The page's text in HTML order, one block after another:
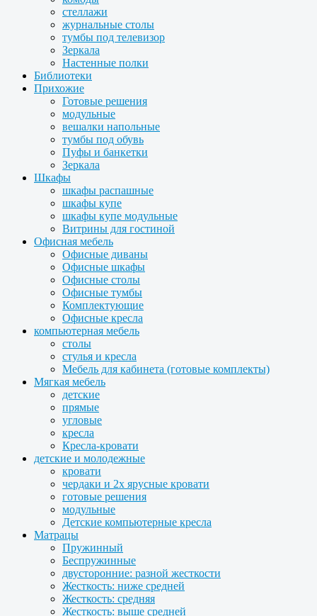
стеллажи
журнальные столы
тумбы под телевизор
Зеркала
Настенные полки
Библиотеки
Прихожие
Готовые решения
модульные
вешалки напольные
тумбы под обувь
Пуфы и банкетки
Зеркала
Шкафы
шкафы распашные
шкафы купе
шкафы купе модульные
Витрины для гостиной
Офисная мебель
Офисные диваны
Офисные шкафы
Офисные столы
Офисные тумбы
Комплектующие
Офисные кресла
компьютерная мебель
столы
стулья и кресла
Мебель для кабинета (готовые комплекты)
Мягкая мебель
детские
прямые
угловые
кресла
Кресла-кровати
детские и молодежные
кровати
чердаки и 2х ярусные кровати
готовые решения
модульные
Детские компьютерные кресла
Матрацы
Пружинный
Беспружинные
двусторонние: разной жесткости
Жесткость: ниже средней
Жесткость: средняя
Жесткость: выше средней